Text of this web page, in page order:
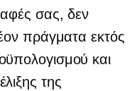
σας, δεν
πράγματα εκτός
και
της